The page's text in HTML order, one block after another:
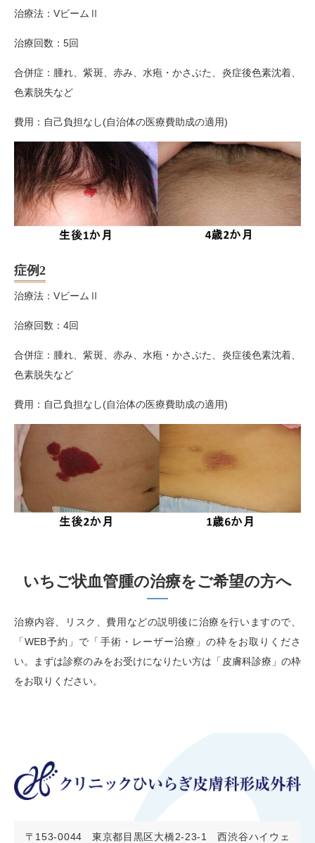
治療法：VビームⅡ
治療回数：5回
合併症：腫れ、紫斑、赤み、水疱・かさぶた、炎症後色素沈着、
色素脱失など
費用：自己負担なし(自治体の医療費助成の適用)
症例2
治療法：VビームⅡ
治療回数：4回
合併症：腫れ、紫斑、赤み、水疱・かさぶた、炎症後色素沈着、
色素脱失など
費用：自己負担なし(自治体の医療費助成の適用)
いちご状血管腫の治療をご希望の方へ
治療内容、リスク、費用などの説明後に治療を行いますので、
「WEB予約」で「手術・レーザー治療」の枠をお取りくださ
い。まずは診察のみをお受けになりたい方は「皮膚科診療」の枠
をお取りください。
〒153-0044
東京都目黒区大橋2-23-1 西渋谷ハイウェ